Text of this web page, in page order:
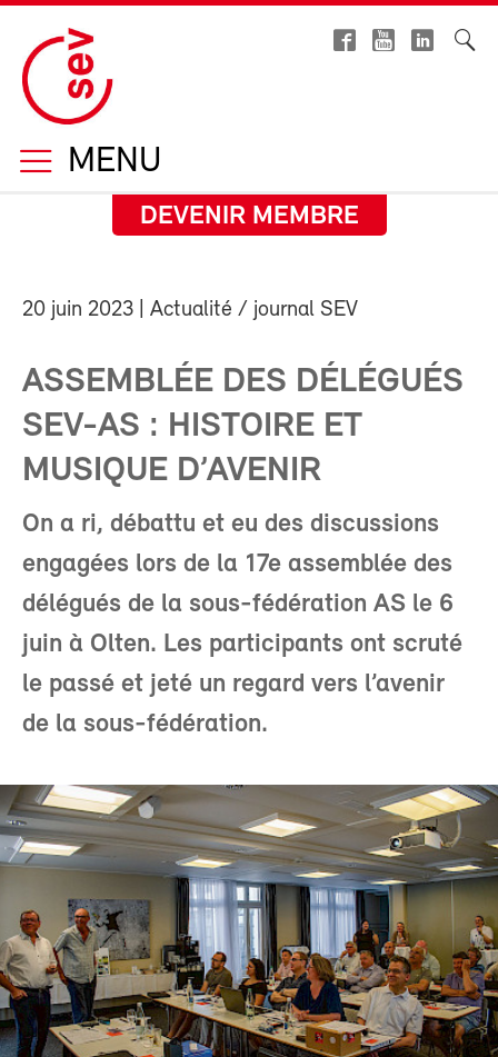
MENU
DEVENIR MEMBRE
20 juin 2023 | Actualité / journal SEV
ASSEMBLÉE DES DÉLÉGUÉS
SEV-AS : HISTOIRE ET
MUSIQUE D’AVENIR
On a ri, débattu et eu des discussions
engagées lors de la 17e assemblée des
délégués de la sous-fédération AS le 6
juin à Olten. Les participants ont scruté
le passé et jeté un regard vers l’avenir
de la sous-fédération.